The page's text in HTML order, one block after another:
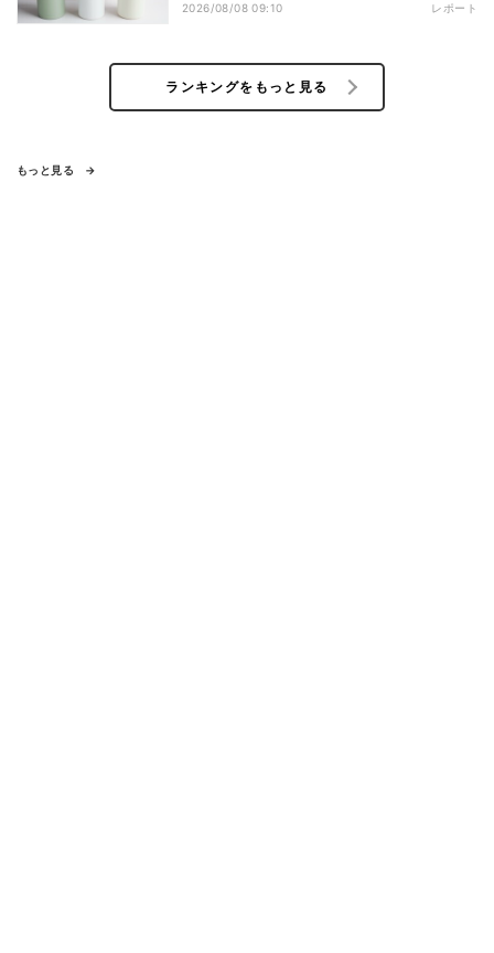
2026/08/08 09:10 レポート
ランキングをもっと見る
もっと見る